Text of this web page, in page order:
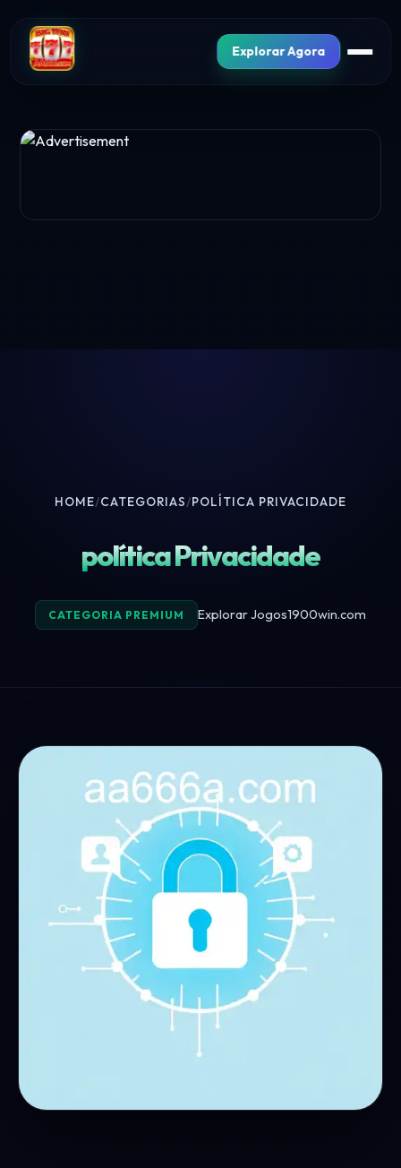
Explorar Agora
HOME/CATEGORIAS/POLÍTICA PRIVACIDADE
política Privacidade
CATEGORIA PREMIUM Explorar Jogos1900win.com